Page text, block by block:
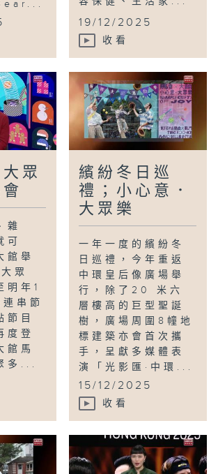
19/12/2025
收看
眾
雜
可
館舉
眾
明年1
串節
節目
度登
館馬
多...
繽紛冬日巡
禮；小心意．
大眾樂
一年一度的繽紛冬
日巡禮，今年重返
中環皇后像廣場舉
行，除了20 米六
層樓高的巨型聖誕
樹，廣場周圍8幢地
標建築亦會首次攜
手，呈獻多媒體表
演「光影匯·中環...
15/12/2025
收看